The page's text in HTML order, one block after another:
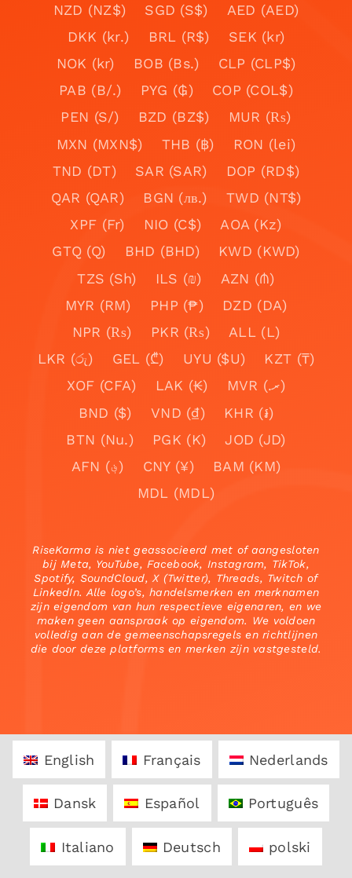
NZD (NZ$)
SGD (S$)
AED (AED)
DKK (kr.)
BRL (R$)
SEK (kr)
NOK (kr)
BOB (Bs.)
CLP (CLP$)
PAB (B/.)
PYG (₲)
COP (COL$)
PEN (S/)
BZD (BZ$)
MUR (₨)
MXN (MXN$)
THB (฿)
RON (lei)
TND (DT)
SAR (SAR)
DOP (RD$)
QAR (QAR)
BGN (лв.)
TWD (NT$)
XPF (Fr)
NIO (C$)
AOA (Kz)
GTQ (Q)
BHD (BHD)
KWD (KWD)
TZS (Sh)
ILS (₪)
AZN (₼)
MYR (RM)
PHP (₱)
DZD (DA)
NPR (₨)
PKR (₨)
ALL (L)
LKR (රු)
GEL (₾) UYU ($U)
KZT (₸)
XOF (CFA)
LAK (₭)
MVR (.ރ)
BND ($)
VND (₫)
KHR (៛)
BTN (Nu.)
PGK (K)
JOD (JD)
AFN (؋)
CNY (¥)
BAM (KM)
MDL (MDL)
RiseKarma is niet geassocieerd met of aangesloten
bij Meta, YouTube, Facebook, Instagram, TikTok,
Spotify, SoundCloud, X (Twitter), Threads, Twitch of
LinkedIn. Alle logo’s, handelsmerken en merknamen
zijn eigendom van hun respectieve eigenaren, en we
maken geen aanspraak op eigendom. We voldoen
volledig aan de gemeenschapsregels en richtlijnen
die door deze platforms en merken zijn vastgesteld.
English Français Nederlands
Dansk Español Português
Italiano Deutsch polski